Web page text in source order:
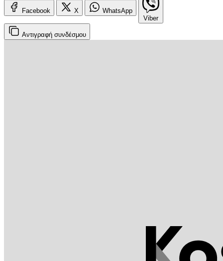
Facebook X
WhatsApp
Viber
Αντιγραφή συνδέσμου